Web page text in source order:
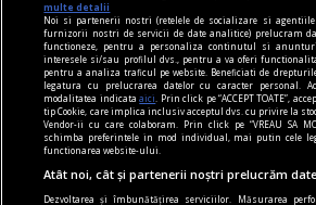
pe negativitate, pe agresiune,
individuale.
Andrei PLEŞU
multe detalii
Noi si partenerii nostri (retelele de socializare si
furnizorii nostri de servicii de date analitice) prelucram
functioneze, pentru a personaliza continutul si
interesele si/sau profilul dvs., pentru a va oferi
pentru a analiza traficul pe website. Beneficiati de
legatura cu prelucrarea datelor cu caracter personal.
modalitatea indicataaici
. Prin click pe “ACCEPT TOATE”,
tip Cookie, care implica inclusiv acceptul dvs. cu privire la
Vendor-ii cu care colaboram. Prin click pe “VREAU SA
schimba preferintele in mod individual, mai putin cele
functionarea website-ului.
Atât noi, cât și partenerii noștri prelucrăm
Dezvoltarea și îmbunătățirea serviciilor. Măsurarea